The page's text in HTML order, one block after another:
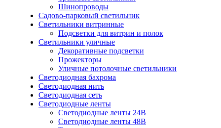
Шинопроводы
Садово-парковый светильник
Светильники витринные
Подсветки для витрин и полок
Светильники уличные
Декоративные подсветки
Прожекторы
Уличные потолочные светильники
Светодиодная бахрома
Светодиодная нить
Светодиодная сеть
Светодиодные ленты
Светодиодные ленты 24В
Светодиодные ленты 48В